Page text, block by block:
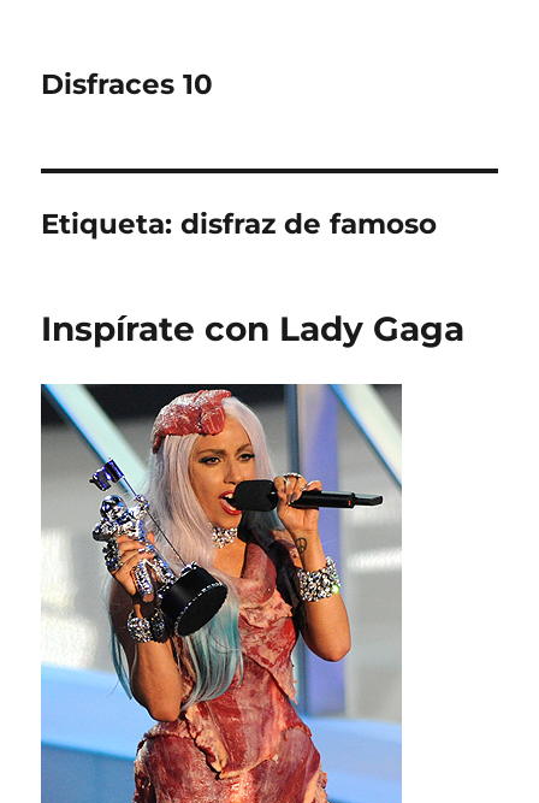
Disfraces 10
Etiqueta:disfraz de famoso
Inspírate con Lady Gaga